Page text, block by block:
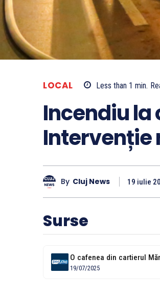
LOCAL Less than 1 min.
Incendiu la
Intervenție
By Cluj News 19 iulie
Surse
19/07/2025